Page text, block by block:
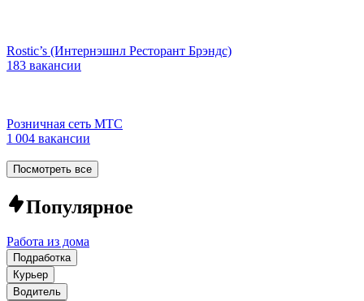
Rostic’s (Интернэшнл Ресторант Брэндс)
183 вакансии
Розничная сеть МТС
1 004 вакансии
Посмотреть все
Популярное
Работа из дома
Подработка
Курьер
Водитель